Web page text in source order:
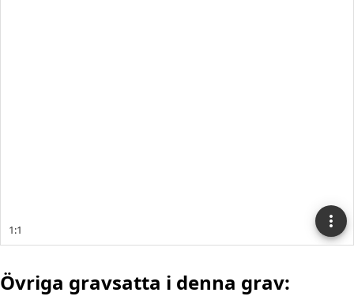
Övriga gravsatta i denna grav: